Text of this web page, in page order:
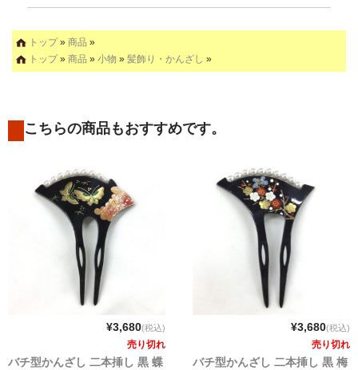
トップ» 商品 »
トップ» 商品 » 小物 » 髪飾り・かんざし »
こちらの商品もおすすめです。
¥3,680(税込)
売り切れ
バチ型かんざし 二本挿し 黒 蝶
¥3,680(税込)
売り切れ
バチ型かんざし 二本挿し 黒 梅